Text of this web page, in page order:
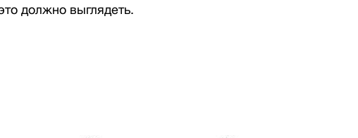
должно выглядеть.